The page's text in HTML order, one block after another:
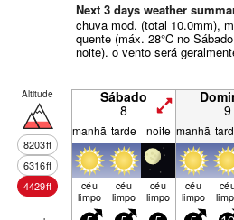
Next 3 days weather
chuva mod. (total 10.0mm),
quente (máx. 28°C no
noite). o vento será
Altitude
8203ft
6316ft
4429ft
Sábado
8 9
manhã tarde noite manhã
céu
limpo
céu
limpo
céu
limpo
céu
limpo